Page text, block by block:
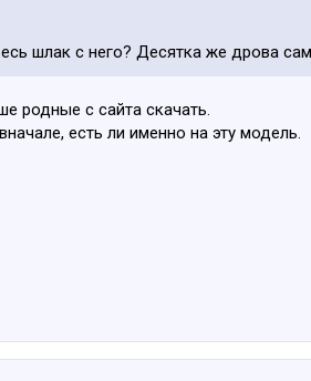
шлак с него? Десятка же дрова
родные с сайта скачать.
есть ли именно на эту модель.